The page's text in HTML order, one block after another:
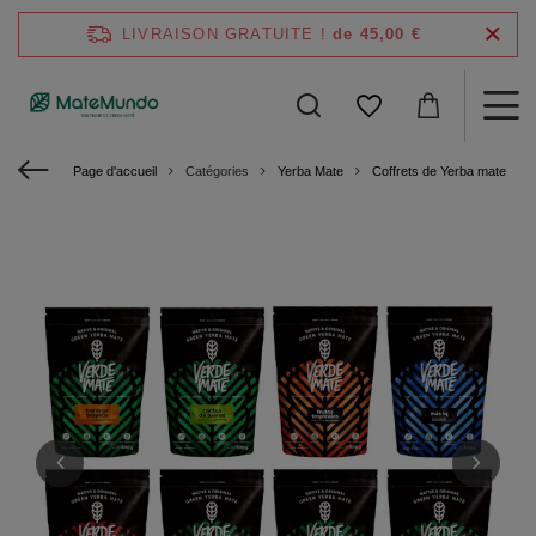
LIVRAISON GRATUITE ! de 45,00 €
Page d'accueil Catégories Yerba Mate Coffrets de Yerba mate